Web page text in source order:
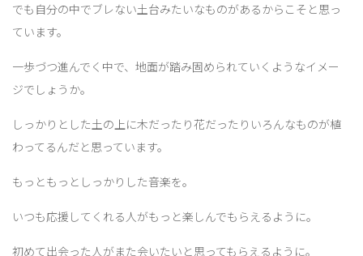
でも自分の中でブレない土台みたいなものがあるからこそと思っ
ています。
一歩づつ進んでく中で、地面が踏み固められていくようなイメー
ジでしょうか。
しっかりとした土の上に木だったり花だったりいろんなものが植
わってるんだと思っています。
もっともっとしっかりした音楽を。
いつも応援してくれる人がもっと楽しんでもらえるように。
初めて出会った人がまた会いたいと思ってもらえるように。